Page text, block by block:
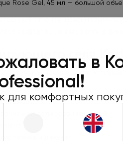
в
для комфортных
Rose Gel, 45 мл — большой
оттенок, максимально
создавать ровные ногти с
геля
рядом преимуществ,
ногтя
и моделирования ногтей
450 грн
Не забудьте
при
действует